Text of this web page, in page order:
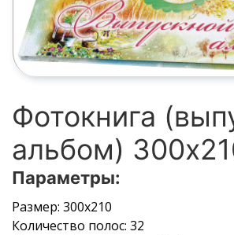
Фотокнига
альбом)
Параметры:
Размер: 300х210
Количество полос: 32